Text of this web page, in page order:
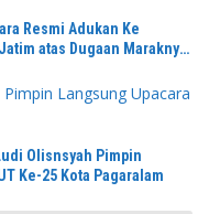
Resmi Adukan Ke
atas Dugaan Maraknya
Olisnsyah Pimpin
Ke-25 Kota Pagaralam